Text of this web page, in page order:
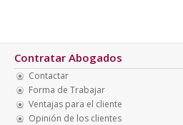
Contratar Abogados
Contactar
Forma de Trabajar
Ventajas para el cliente
Opinión de los clientes